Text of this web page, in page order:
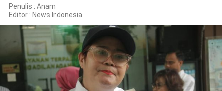
Korupsi
Politik
Gaya Hidup
Kesehatan Kuliner
Penulis : Anam
Editor : News Indonesia